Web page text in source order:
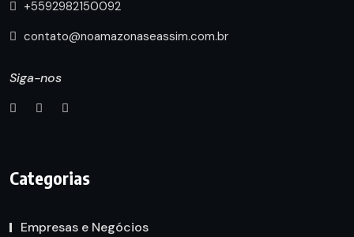
+5592982150092
contato@noamazonaseassim.com.br
Siga-nos
Categorias
Empresas e Negócios